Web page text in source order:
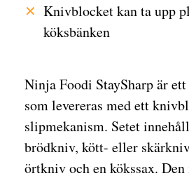
Ninja Foodi StaySharp är
som levereras med ett
slipmekanism. Setet
brödkniv, kött- eller
örtkniv och en kökssax.
Knivblocket kan ta upp
köksbänken